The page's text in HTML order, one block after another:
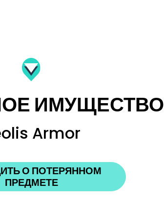
ИМУЩЕСТВО
Armor
О ПОТЕРЯННОМ
ПРЕДМЕТЕ